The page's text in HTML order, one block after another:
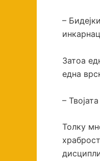
–
Затоа
една
–
Толку